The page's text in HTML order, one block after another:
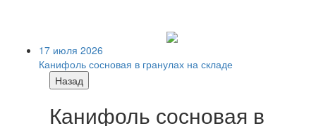
17 июля 2026
Канифоль сосновая в гранулах на складе
Назад
Канифоль сосновая в